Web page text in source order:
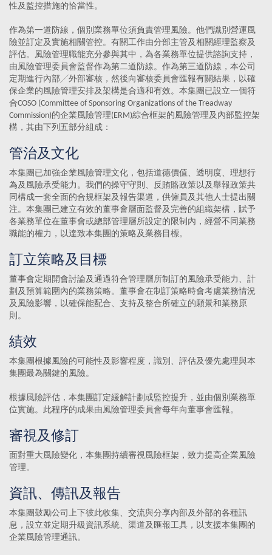
性及監控措施的恰當性。
作為第一道防線，個別業務單位須負責管理風險。他們識別營運風
險並訂定及實施相關管控。有關工作由分部主管及相關經理監察及
評估。風險管理職能充分參與其中，為各業務單位提供諮詢支持，
由風險管理委員會監督作為第二道防線。作為第三道防線，本公司
定期進行內部╱外部審核，然後向審核委員會匯報有關結果，以確
保企業的風險管理安排及架構是合適和有效。本集團已設立一個符
合COSO (Committee of Sponsoring Organizations of the Treadway
Commission)的企業風險管理(ERM)綜合框架的風險管理及內部監控架
構，其由下列五部分組成：
管治及文化
本集團已加強企業風險管理文化，包括道德價值、透明度、理想行
為及風險承受能力。我們的操守守則、反賄賂政策以及舉報政策共
同構成一套全面的合規框架及報告渠道，供僱員及其他人士提出關
注。本集團已建立有效的董事會層面監督及完善的組織架構，賦予
各業務單位在董事會或總部管理層所設定的限制內，經營不同業務
職能的權力，以達致本集團的策略及業務目標。
訂立策略及目標
董事會定期開會討論及通過符合管理層所制訂的風險承受能力、計
劃及預算範圍內的業務策略。董事會在制訂策略時會考慮業務情況
及風險影響，以確保能配合、支持及整合所確立的願景和業務原
則。
績效
本集團根據風險的可能性及影響程度，識別、評估及優先處理與本
集團最為關鍵的風險。
根據風險評估，本集團訂定緩解計劃或監控提升，並由個別業務單
位實施。此程序的成果由風險管理委員會每年向董事會匯報。
審視及修訂
面對重大風險變化，本集團持續審視風險框架，致力提高企業風險
管理。
資訊、傳訊及報告
本集團鼓勵公司上下彼此收集、交流與分享內部及外部的各種訊
息，設立並定期升級資訊系統、渠道及匯報工具，以支援本集團的
企業風險管理通訊。